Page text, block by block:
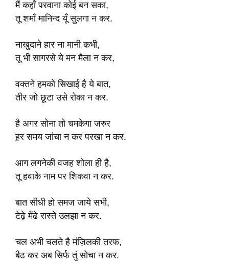
मैं कहाँ परवाना कोई बन सका,
तू शमाँ मानिन्द यूँ सुलगा न कर.
नाखुदाने हार ना मानी कभी,
तू भी सागरसे ये मन मैला न कर,
वक्तने हमको सिखाई है ये बात,
तीर जो छूटा उसे रोका न कर.
है अगर सोना तो चमकेगा जरुर
ह़र समय जांचा न कर परखा न कर.
आग लगनेकी वजह शोला ही है,
तू हवाके नाम पर शिकवा न कर.
बात सीधी हो समज जाये सभी,
टेढ़े मेंढे रास्ते उलझा न कर.
चल अभी चलते है मंज़िलकी तरफ,
बैठ कर अब सिर्फ तुं सोचा न कर.